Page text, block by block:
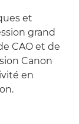
et
grand
CAO et de
Canon
en